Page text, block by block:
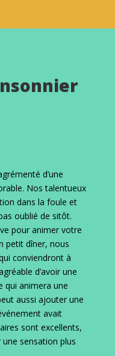
d’une
Nos talentueux
dans la foule et
oublié de sitôt.
pour animer votre
petit dîner, nous
conviendront à
d’avoir une
qui animera une
aussi ajouter une
avait
sont excellents,
sensation plus